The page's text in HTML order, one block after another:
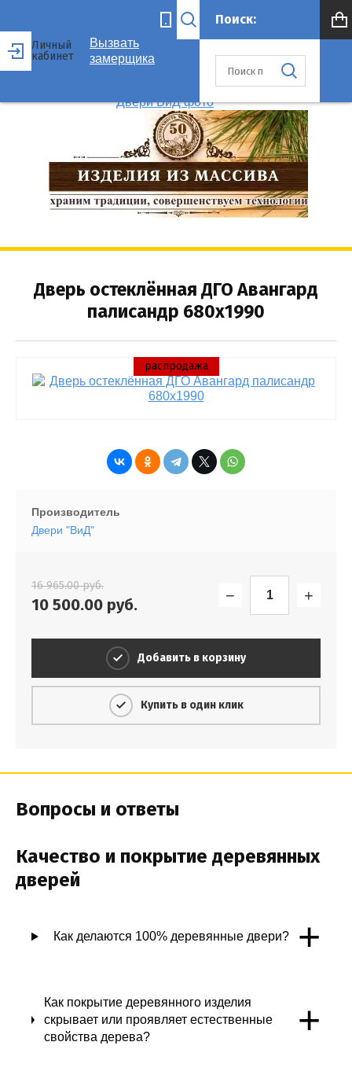
Личный
кабинет
Вызвать
замерщика
Дверь остеклённая ДГО Авангард
палисандр 680х1990
распродажа
Производитель
Двери "ВиД"
16 965.00руб.
10 500.00 руб. − +
Добавить в корзину
Купить в один клик
Вопросы и ответы
Качество и покрытие деревянных
дверей
Как делаются 100% деревянные двери? +
Как покрытие деревянного изделия
скрывает или проявляет естественные
свойства дерева?
+